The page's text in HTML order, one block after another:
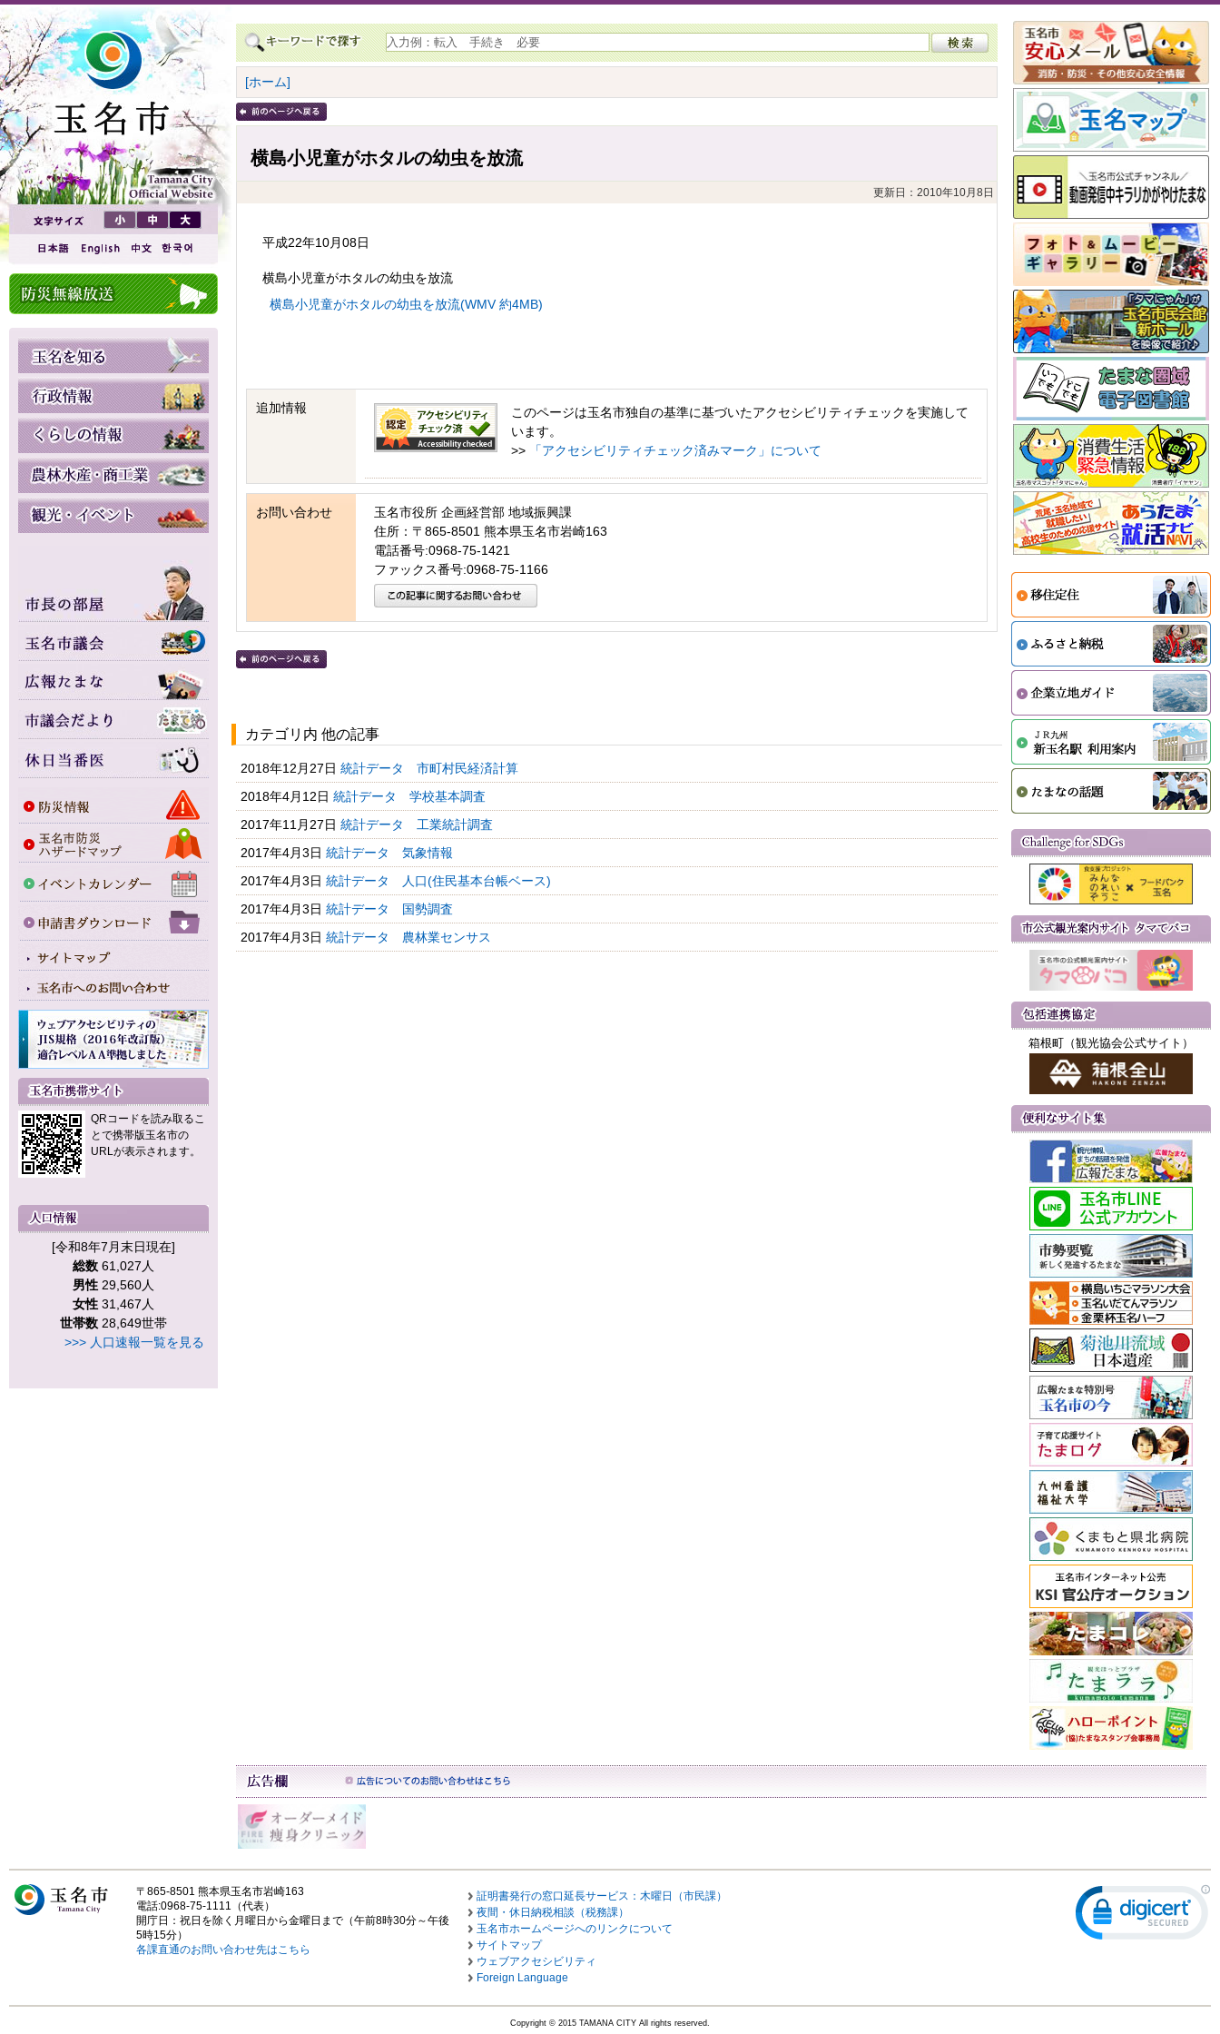
QRコードを読み取るこ
とで携帯版玉名市の
URLが表示されます。
[令和8年7月末日現在]
総数 61,027人
男性 29,560人
女性 31,467人
世帯数 28,649世帯
>>> 人口速報一覧を見る
[ホーム]
横島小児童がホタルの幼虫を放流
更新日：2010年10月8日
平成22年10月08日
横島小児童がホタルの幼虫を放流
横島小児童がホタルの幼虫を放流(WMV 約4MB)
追加情報
このページは玉名市独自の基準に基づいたアクセシビリティチェックを実施して
います。
>>
「アクセシビリティチェック済みマーク」について
お問い合わせ
玉名市役所 企画経営部 地域振興課
住所：〒865-8501 熊本県玉名市岩崎163
電話番号:0968-75-1421
ファックス番号:0968-75-1166
カテゴリ内 他の記事
2018年12月27日 統計データ 市町村民経済計算
2018年4月12日 統計データ 学校基本調査
2017年11月27日 統計データ 工業統計調査
2017年4月3日 統計データ 気象情報
2017年4月3日 統計データ 人口(住民基本台帳ベース)
2017年4月3日 統計データ 国勢調査
2017年4月3日 統計データ 農林業センサス
箱根町（観光協会公式サイト）
〒865-8501 熊本県玉名市岩崎163
電話:0968-75-1111（代表）
開庁日：祝日を除く月曜日から金曜日まで（午前8時30分～午後
5時15分）
各課直通のお問い合わせ先はこちら
証明書発行の窓口延長サービス：木曜日（市民課）
夜間・休日納税相談（税務課）
玉名市ホームページへのリンクについて
サイトマップ
ウェブアクセシビリティ
Foreign Language
Copyright © 2015 TAMANA CITY All rights reserved.